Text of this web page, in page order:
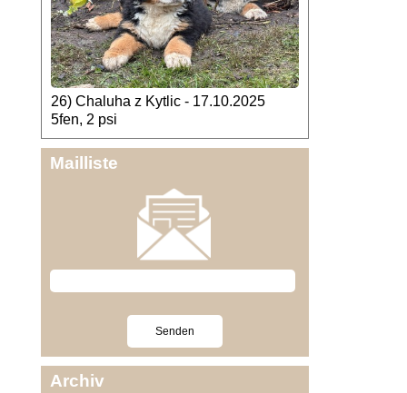
26) Chaluha z Kytlic - 17.10.2025
5fen, 2 psi
Mailliste
Archiv